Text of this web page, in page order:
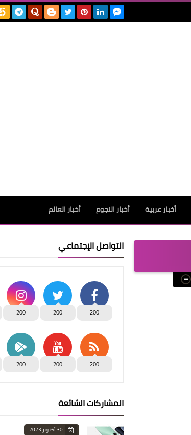
أخبار عربية أخبار النجوم أخبار العالم
التواصل الإجتماعي
200
200
200
200
200
200
المشاركات الشائعة
30 أكتوبر 2023